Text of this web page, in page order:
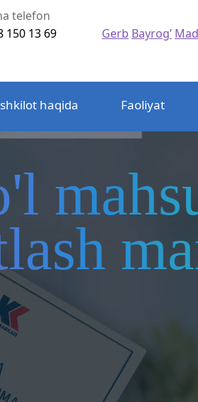
telefon
150 13 69
Gerb Bayrog’
haqida Faoliyat